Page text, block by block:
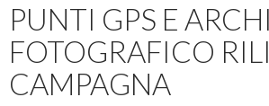
PUNTI GPS E
FOTOGRAFICO
CAMPAGNA